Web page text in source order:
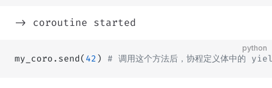
-> coroutine started
python
my_coro.send( 42 ) # 调用这个方法后，协程定义体中的